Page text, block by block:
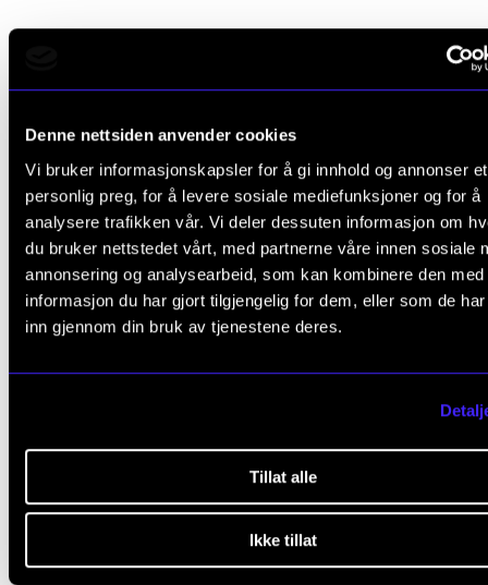
Denne nettsiden anvender cookies
Vi bruker informasjonskapsler for å gi innhold og annonser et
personlig preg, for å levere sosiale mediefunksjoner og for å
analysere trafikken vår. Vi deler dessuten informasjon om
du bruker nettstedet vårt, med partnerne våre innen sosiale
annonsering og analysearbeid, som kan kombinere den med
informasjon du har gjort tilgjengelig for dem, eller som de
inn gjennom din bruk av tjenestene deres.
Tillat alle
Ikke tillat
Om midtveisevaluering
Formålet med midtveisevaluering er å sikre
kvalitet i ph.d.-arbeidet og motivere kandidaten til
arbeid. Et viktig aspekt er også å legge til rette for at
forskningsmiljøet får et kollektivt eierskap til
Kontakt